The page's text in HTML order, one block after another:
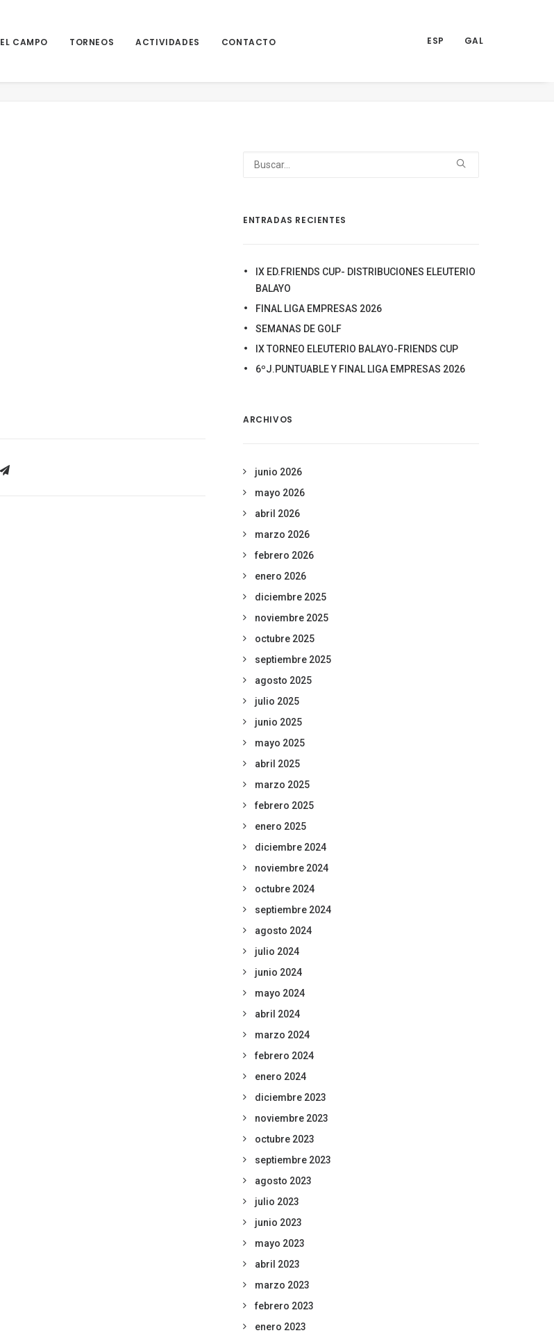
EL CAMPO TORNEOS ACTIVIDADES CONTACTO ESP GAL
ENTRADAS RECIENTES
IX ED.FRIENDS CUP- DISTRIBUCIONES ELEUTERIO
BALAYO
FINAL LIGA EMPRESAS 2026
SEMANAS DE GOLF
IX TORNEO ELEUTERIO BALAYO-FRIENDS CUP
6ºJ.PUNTUABLE Y FINAL LIGA EMPRESAS 2026
ARCHIVOS
junio 2026
mayo 2026
abril 2026
marzo 2026
febrero 2026
enero 2026
diciembre 2025
noviembre 2025
octubre 2025
septiembre 2025
agosto 2025
julio 2025
junio 2025
mayo 2025
abril 2025
marzo 2025
febrero 2025
enero 2025
diciembre 2024
noviembre 2024
octubre 2024
septiembre 2024
agosto 2024
julio 2024
junio 2024
mayo 2024
abril 2024
marzo 2024
febrero 2024
enero 2024
diciembre 2023
noviembre 2023
octubre 2023
septiembre 2023
agosto 2023
julio 2023
junio 2023
mayo 2023
abril 2023
marzo 2023
febrero 2023
enero 2023